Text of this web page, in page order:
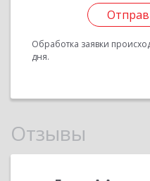
Обработка заявки
дня.
Отзывы